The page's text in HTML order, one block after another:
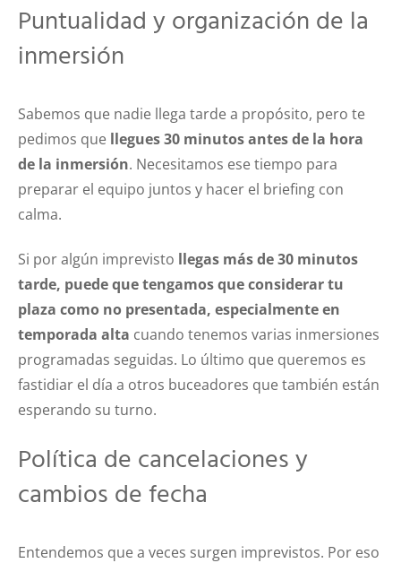
Puntualidad y organización de la
inmersión
Sabemos que nadie llega tarde a propósito, pero te
pedimos que llegues 30 minutos antes de la hora
de la inmersión. Necesitamos ese tiempo para
preparar el equipo juntos y hacer el briefing con
calma.
Si por algún imprevisto llegas más de 30 minutos
tarde, puede que tengamos que considerar tu
plaza como no presentada, especialmente en
temporada alta cuando tenemos varias inmersiones
programadas seguidas. Lo último que queremos es
fastidiar el día a otros buceadores que también están
esperando su turno.
Política de cancelaciones y
cambios de fecha
Entendemos que a veces surgen imprevistos. Por eso